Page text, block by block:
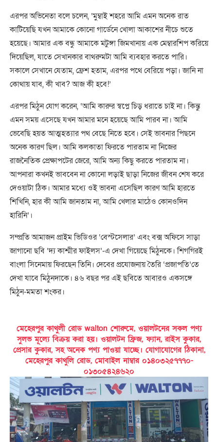
এরপর অভিনেতা বলে চলেন, ‘মুম্বাই শহরে আমি এমন অনেক রাত
কাটিয়েছি যখন আমাকে কোনো গার্ডেনে খোলা আকাশের নীচে শুতে
হয়েছে। আমার এক বন্ধু আমাকে মটুঙ্গা জিমখানায় এক মেম্বারশিপ করিয়ে
দিয়েছিল, যাতে সেখানকার বাথরুমটা আমি ব্যবহার করতে পারি।
সকালে সেখানে যেতাম, ফ্রেশ হতাম, এরপর পথে বেরিয়ে পড়া। জানি না
কোথায় যাব, কী খাব? আজ কী হবে!’
এরপর মিঠুন যোগ করেন, ‘আমি কারুর স্বপ্নে চিড় ধরাতে চাই না। কিন্তু
এমন সময় এসেছে যখন আমার মনে হয়েছে আমি পারব না। আমি
ভেবেছি হয়ত আত্মহত্যার পথ বেছে নিতে হবে। সেই ভাবনার পিছনে
অনেক কারণ ছিল। আমি কলকাতা ফিরতে পারতাম না নিজের
রাজনৈতিক প্রেক্ষাপটের জেরে, আমি অন্য কিছু করতে পারতাম না।
আপনারা কখনই ভাববেন না কোনো লড়াই ছাড়া নিজের জীবন শেষ করে
দেওয়াটা ঠিক। আমার মধ্যে ওই ভাবনা এসেছিল কারণ আমি হারতে
শিখিনি, হার কী আমি জানতাম না, আমি খেলার মাঠেও কোনওদিন
হারিনি’।
সম্প্রতি আমাজন প্রাইম ভিডিওর ‘বেস্টসেলার’ এবং বক্স অফিসে সাড়া
জাগানো ছবি ‘দ্য কাশ্মীর ফাইলস’-এ দেখা গিয়েছে মিঠুনকে। শিগগিরই
বাংলা সিনেমায় ফিরছেন তিনি। দেবের প্রযোজনায় তৈরি ‘প্রজাপতি’তে
দেখা যাবে মিঠুনদাকে। ৪৬ বছর পর এই ছবিতে আবারও একসঙ্গে
মিঠুন-মমতা শংকর।
মেহেরপুর কাথুলী রোড walton শোরুমে, ওয়ালটনের সকল পণ্য
সুলভ মূল্যে বিক্রয় করা হয়। ওয়ালটন ফ্রিজ, ফ্যান, রাইস কুকার,
প্রেসার কুকার, সহ অনেক পণ্য পাওয়া যাচ্ছে। যোগাযোগের ঠিকানা,
মেহেরপুর কাথুলি রোড, মোবাইল নাম্বার ০১৪০৩২৫৭৭৭০-
০১৩০৫৪২৪৬২০